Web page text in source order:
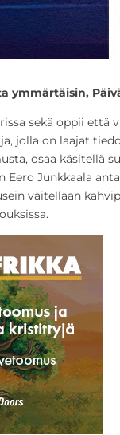
ymmärtäisin,
sekä oppii että
jolla on laajat
osaa käsitellä
Eero Junkkaala
väitellään